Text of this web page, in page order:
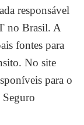
responsável
no Brasil. A
fontes para
No site
para o
Seguro